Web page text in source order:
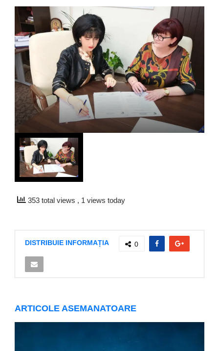
353 total views , 1 views today
DISTRIBUIE INFORMAȚIA 0
ARTICOLE ASEMANATOARE